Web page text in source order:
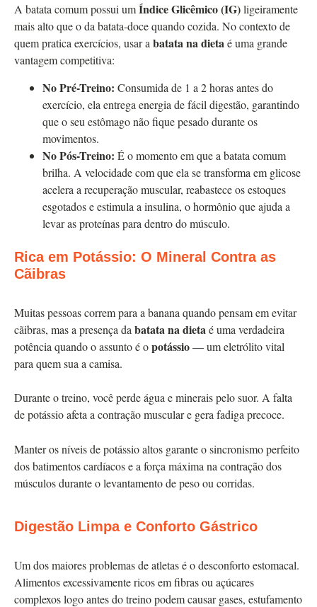
A batata comum possui umÍndice Glicêmico (IG)ligeiramente
mais alto que o da batata-doce quando cozida. No contexto de
quem pratica exercícios, usar abatata na dietaé uma grande
vantagem competitiva:
No Pré-Treino: Consumida de 1 a 2 horas antes do
exercício, ela entrega energia de fácil digestão, garantindo
que o seu estômago não fique pesado durante os
movimentos.
No Pós-Treino: É o momento em que a batata comum
brilha. A velocidade com que ela se transforma em glicose
acelera a recuperação muscular, reabastece os estoques
esgotados e estimula a insulina, o hormônio que ajuda a
levar as proteínas para dentro do músculo.
Rica em Potássio: O Mineral Contra as
Cãibras
Muitas pessoas correm para a banana quando pensam em evitar
cãibras, mas a presença da batata na dietaé uma verdadeira
potência quando o assunto é opotássio— um eletrólito vital
para quem sua a camisa.
Durante o treino, você perde água e minerais pelo suor. A falta
de potássio afeta a contração muscular e gera fadiga precoce.
Manter os níveis de potássio altos garante o sincronismo perfeito
dos batimentos cardíacos e a força máxima na contração dos
músculos durante o levantamento de peso ou corridas.
Digestão Limpa e Conforto Gástrico
Um dos maiores problemas de atletas é o desconforto estomacal.
Alimentos excessivamente ricos em fibras ou açúcares
complexos logo antes do treino podem causar gases, estufamento